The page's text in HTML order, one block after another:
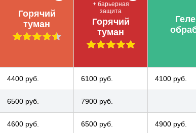
Горячий
туман
+ барьерная
защита
Горячий
туман
4400 руб. 6100 руб. 4100 руб.
6500 руб. 7900 руб.
4600 руб. 6500 руб. 4900 руб.